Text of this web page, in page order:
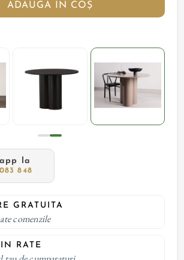
ADAUGĂ ÎN COȘ
la
848
GRATUITA
comenzile
RATE